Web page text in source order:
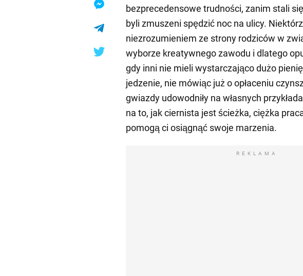
bezprecedensowe trudności, zanim stali się
byli zmuszeni spędzić noc na ulicy.
niezrozumieniem ze strony rodziców w
wyborze kreatywnego zawodu i dlatego
gdy inni nie mieli wystarczająco dużo
jedzenie, nie mówiąc już o opłaceniu
gwiazdy udowodniły na własnych
na to, jak ciernista jest ścieżka, ciężka
pomogą ci osiągnąć swoje marzenia.
REKLAMA